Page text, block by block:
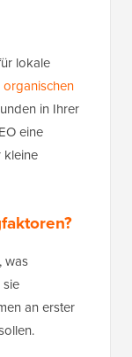
lokale
organischen
in Ihrer
eine
kleine
was
an erster